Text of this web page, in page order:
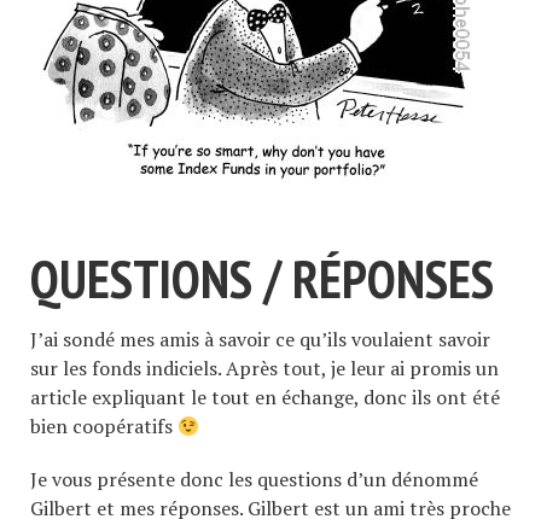
QUESTIONS / RÉPONSES
J’ai sondé mes amis à savoir ce qu’ils voulaient savoir
sur les fonds indiciels. Après tout, je leur ai promis un
article expliquant le tout en échange, donc ils ont été
bien coopératifs
Je vous présente donc les questions d’un dénommé
Gilbert et mes réponses. Gilbert est un ami très proche